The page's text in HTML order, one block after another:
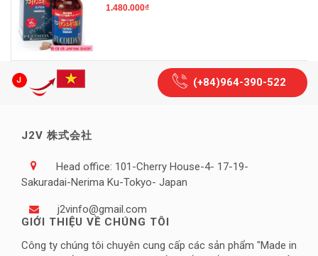
1.480.000₫
(+84)964-390-522
J2V 株式会社
Head office: 101-Cherry House-4- 17-19-
Sakuradai-Nerima Ku-Tokyo- Japan
j2vinfo@gmail.com
GIỚI THIỆU VỀ CHÚNG TÔI
Công ty chúng tôi chuyên cung cấp các sản phẩm "Made in